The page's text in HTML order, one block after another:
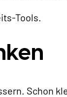
Tools.
Schon